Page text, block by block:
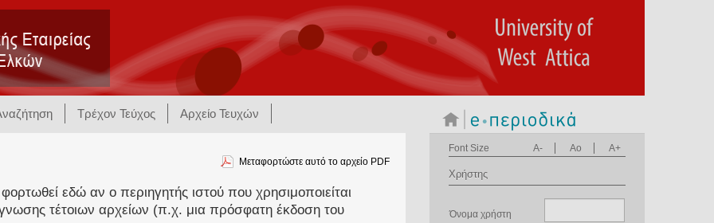
Τρέχον Τεύχος Αρχείο Τευχών
Μεταφορτώστε αυτό το αρχείο PDF
εδώ αν ο περιηγητής ιστού που χρησιμοποιείται
τέτοιων αρχείων (π.χ. μια πρόσφατη έκδοση του
Font Size A- Ao A+
Χρήστης
Όνομα χρήστη